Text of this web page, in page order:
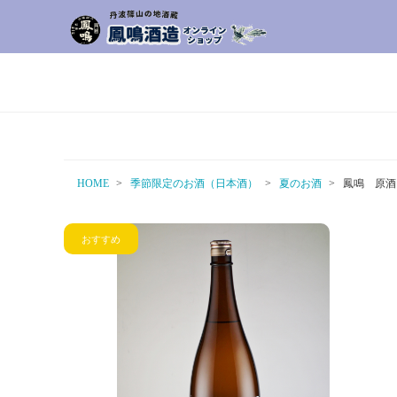
HOME 季節限定のお酒（日本酒） 夏のお酒 鳳鳴 原